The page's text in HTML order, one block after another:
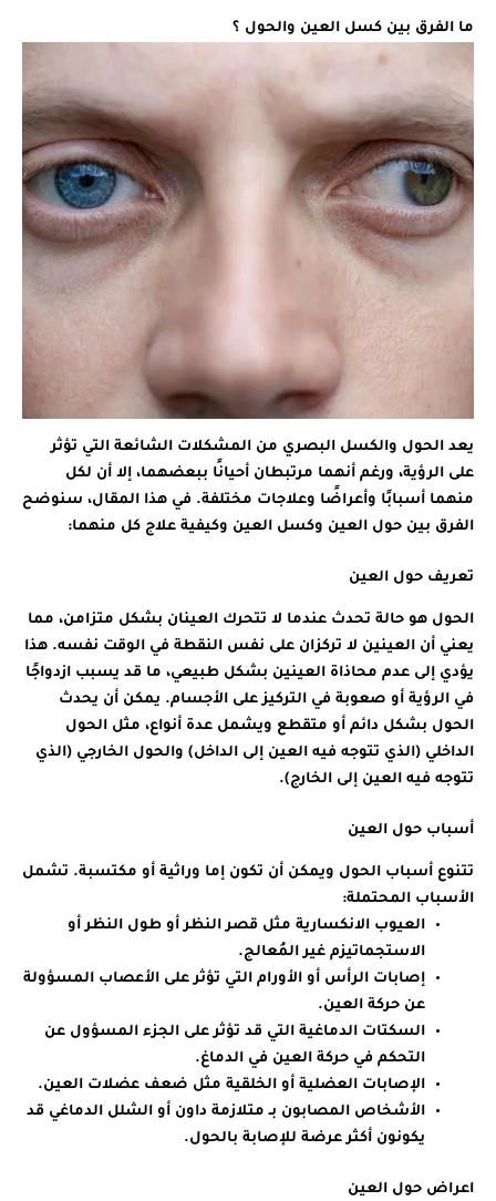
ما الفرق بين كسل العين والحول ؟
يعد الحول والكسل البصري من المشكلات الشائعة التي تؤثر
على الرؤية، ورغم أنهما مرتبطان أحيانًا ببعضهما، إلا أن لكل
منهما أسبابًا وأعراضًا وعلاجات مختلفة. في هذا المقال، سنوضح
الفرق بين حول العين وكسل العين وكيفية علاج كل منهما:
تعريف حول العين
الحول هو حالة تحدث عندما لا تتحرك العينان بشكل متزامن، مما
يعني أن العينين لا تركزان على نفس النقطة في الوقت نفسه. هذا
يؤدي إلى عدم محاذاة العينين بشكل طبيعي، ما قد يسبب ازدواجًا
في الرؤية أو صعوبة في التركيز على الأجسام. يمكن أن يحدث
الحول بشكل دائم أو متقطع ويشمل عدة أنواع، مثل الحول
الداخلي (الذي تتوجه فيه العين إلى الداخل) والحول الخارجي (الذي
تتوجه فيه العين إلى الخارج).
أسباب حول العين
تتنوع أسباب الحول ويمكن أن تكون إما وراثية أو مكتسبة. تشمل
الأسباب المحتملة:
العيوب الانكسارية مثل قصر النظر أو طول النظر أو
الاستجماتيزم غير المُعالج.
إصابات الرأس أو الأورام التي تؤثر على الأعصاب المسؤولة
عن حركة العين.
السكتات الدماغية التي قد تؤثر على الجزء المسؤول عن
التحكم في حركة العين في الدماغ.
الإصابات العضلية أو الخلقية مثل ضعف عضلات العين.
الأشخاص المصابون بـ متلازمة داون أو الشلل الدماغي قد
يكونون أكثر عرضة للإصابة بالحول.
اعراض حول العين